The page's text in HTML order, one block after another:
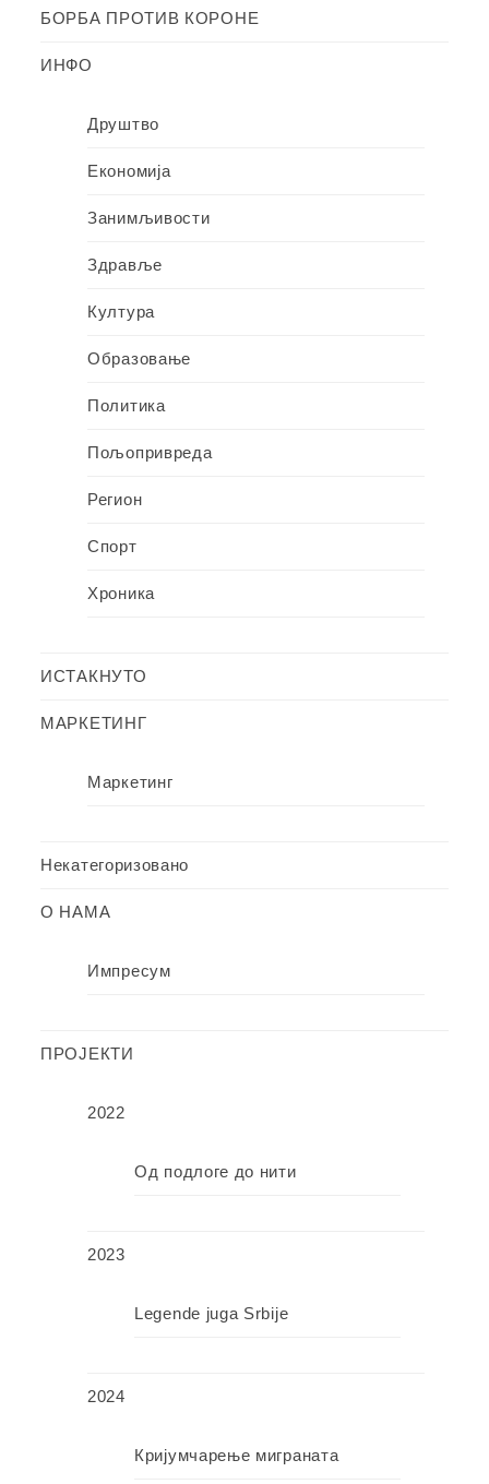
БОРБА ПРОТИВ КОРОНЕ
ИНФО
Друштво
Економија
Занимљивости
Здравље
Култура
Образовање
Политика
Пољопривреда
Регион
Спорт
Хроника
ИСТАКНУТО
МАРКЕТИНГ
Маркетинг
Некатегоризовано
О НАМА
Импресум
ПРОЈЕКТИ
2022
Од подлоге до нити
2023
Legende juga Srbije
2024
Кријумчарење миграната